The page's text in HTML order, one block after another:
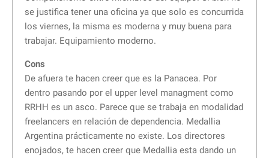
se justifica tener una oficina ya que solo es concurrida
los viernes, la misma es moderna y muy buena para
trabajar. Equipamiento moderno.
Cons
De afuera te hacen creer que es la Panacea. Por
dentro pasando por el upper level managment como
RRHH es un asco. Parece que se trabaja en modalidad
freelancers en relación de dependencia. Medallia
Argentina prácticamente no existe. Los directores
enojados, te hacen creer que Medallia esta dando un